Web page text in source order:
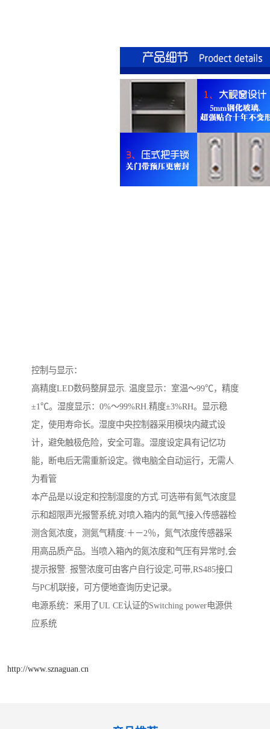
控制与显示：
高精度LED数码整屏显示. 温度显示：室温～99℃，精度
±1℃。湿度显示：0%～99%RH.精度±3%RH。显示稳
定，使用寿命长。湿度中央控制器采用模块内藏式设
计，避免触极危险，安全可靠。湿度设定具有记忆功
能，断电后无需重新设定。微电脑全自动运行，无需人
为看管
本产品是以设定和控制湿度的方式.可选带有氮气浓度显
示和超限声光报警系统,对喷入箱内的氮气接入传感器检
测含氮浓度，测氮气精度:＋－2％，氮气浓度传感器采
用高品质产品。当喷入箱內的氮浓度和气压有异常时,会
提示报警. 报警浓度可由客户自行设定,可带,RS485接口
与PC机联接，可方便地查询历史记录。
电源系统：釆用了UL CE认证的Switching power电源供
应系统
http://www.sznaguan.cn